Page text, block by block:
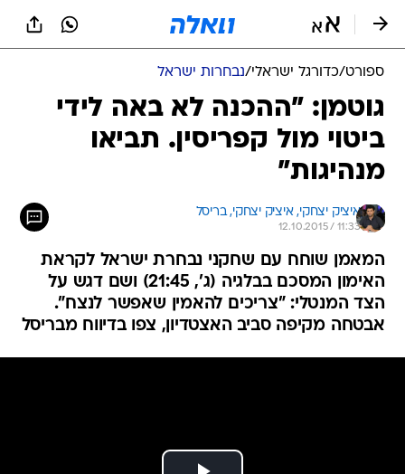
ספורט/כדורגל ישראלי/נבחרות ישראל
גוטמן: "ההכנה לא באה לידי
ביטוי מול קפריסין. תביאו
מנהיגות"
איציק יצחקי, איציק יצחקי, בריסל
12.10.2015 / 11:33
המאמן שוחח עם שחקני נבחרת ישראל לקראת
האימון המסכם בבלגיה (ג', 21:45) ושם דגש על
הצד המנטלי: "צריכים להאמין שאפשר לנצח".
אבטחה מקיפה סביב האצטדיון, צפו בדיווח מבריסל